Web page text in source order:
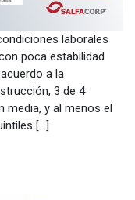
laborales
poca estabilidad
a la
3 de 4
media, y al menos el
[…]